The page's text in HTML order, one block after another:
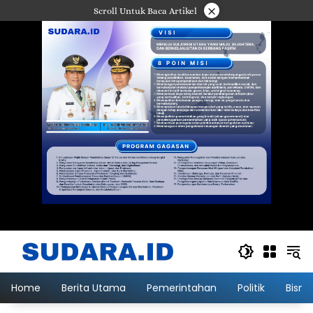
ke
Scroll Untuk Baca Artikel ×
Home Berita Utama Pemerintahan Politik